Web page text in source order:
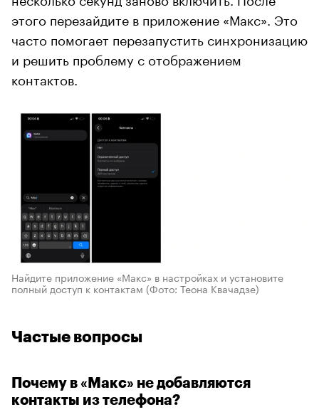
этого перезайдите в приложение «Макс». Это
часто помогает перезапустить синхронизацию
и решить проблему с отображением
контактов.
Найдите приложение «Макс» в настройках и установите
полный доступ к контактам (Фото: Теона Квачадзе)
Частые вопросы
Почему в «Макс» не добавляются
контакты из телефона?